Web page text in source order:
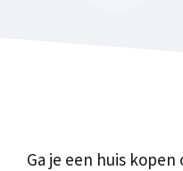
Ga je een huis